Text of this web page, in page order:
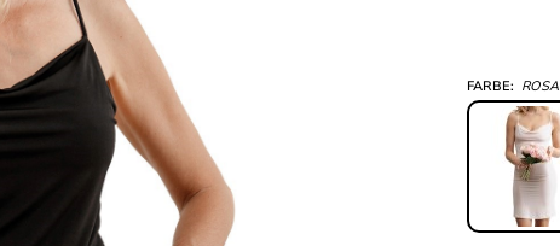
FARBE: ROSA